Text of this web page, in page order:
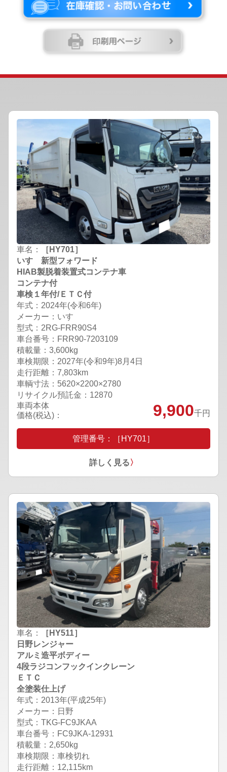
車名：
［HY701］
いすゞ新型フォワード
HIAB製脱着装置式コンテナ車
コンテナ付
車検１年付/ＥＴＣ付
年式：2024年(令和6年)
メーカー：いすゞ
型式：2RG-FRR90S4
車台番号：FRR90-7203109
積載量：3,600kg
車検期限： 2027年(令和9年)8月4日
走行距離：7,803km
車輌寸法：5620×2200×2780
リサイクル預託金：12870
車両本体
価格(税込)：
9,900千円
管理番号：［HY701］
詳しく見る〉
車名：
［HY511］
日野レンジャー
アルミ造平ボディー
4段ラジコンフックインクレーン
ＥＴＣ
全塗装仕上げ
年式：2013年(平成25年)
メーカー：日野
型式：TKG-FC9JKAA
車台番号：FC9JKA-12931
積載量：2,650kg
車検期限：車検切れ
走行距離：12,115km